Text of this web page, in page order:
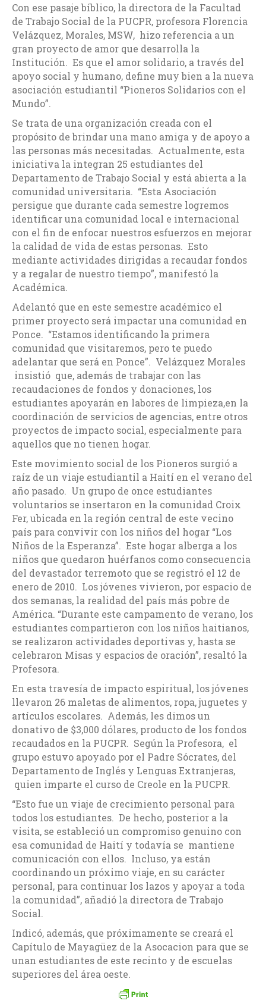
Con ese pasaje bíblico, la directora de la Facultad
de Trabajo Social de la PUCPR, profesora Florencia
Velázquez, Morales, MSW, hizo referencia a un
gran proyecto de amor que desarrolla la
Institución. Es que el amor solidario, a través del
apoyo social y humano, define muy bien a la nueva
asociación estudiantil “Pioneros Solidarios con el
Mundo”.
Se trata de una organización creada con el
propósito de brindar una mano amiga y de apoyo a
las personas más necesitadas. Actualmente, esta
iniciativa la integran 25 estudiantes del
Departamento de Trabajo Social y está abierta a la
comunidad universitaria. “Esta Asociación
persigue que durante cada semestre logremos
identificar una comunidad local e internacional
con el fin de enfocar nuestros esfuerzos en mejorar
la calidad de vida de estas personas. Esto
mediante actividades dirigidas a recaudar fondos
y a regalar de nuestro tiempo”, manifestó la
Académica.
Adelantó que en este semestre académico el
primer proyecto será impactar una comunidad en
Ponce. “Estamos identificando la primera
comunidad que visitaremos, pero te puedo
adelantar que será en Ponce”. Velázquez Morales
insistió que, además de trabajar con las
recaudaciones de fondos y donaciones, los
estudiantes apoyarán en labores de limpieza,en la
coordinación de servicios de agencias, entre otros
proyectos de impacto social, especialmente para
aquellos que no tienen hogar.
Este movimiento social de los Pioneros surgió a
raíz de un viaje estudiantil a Haití en el verano del
año pasado. Un grupo de once estudiantes
voluntarios se insertaron en la comunidad Croix
Fer, ubicada en la región central de este vecino
país para convivir con los niños del hogar “Los
Niños de la Esperanza”. Este hogar alberga a los
niños que quedaron huérfanos como consecuencia
del devastador terremoto que se registró el 12 de
enero de 2010. Los jóvenes vivieron, por espacio de
dos semanas, la realidad del país más pobre de
América. “Durante este campamento de verano, los
estudiantes compartieron con los niños haitianos,
se realizaron actividades deportivas y, hasta se
celebraron Misas y espacios de oración”, resaltó la
Profesora.
En esta travesía de impacto espiritual, los jóvenes
llevaron 26 maletas de alimentos, ropa, juguetes y
artículos escolares. Además, les dimos un
donativo de $3,000 dólares, producto de los fondos
recaudados en la PUCPR. Según la Profesora, el
grupo estuvo apoyado por el Padre Sócrates, del
Departamento de Inglés y Lenguas Extranjeras,
quien imparte el curso de Creole en la PUCPR.
“Esto fue un viaje de crecimiento personal para
todos los estudiantes. De hecho, posterior a la
visita, se estableció un compromiso genuino con
esa comunidad de Haití y todavía se mantiene
comunicación con ellos. Incluso, ya están
coordinando un próximo viaje, en su carácter
personal, para continuar los lazos y apoyar a toda
la comunidad”, añadió la directora de Trabajo
Social.
Indicó, además, que próximamente se creará el
Capítulo de Mayagüez de la Asocacion para que se
unan estudiantes de este recinto y de escuelas
superiores del área oeste.